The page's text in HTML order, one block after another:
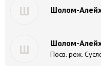
Ш Шолом-
Ш Шолом-
Посв. реж.